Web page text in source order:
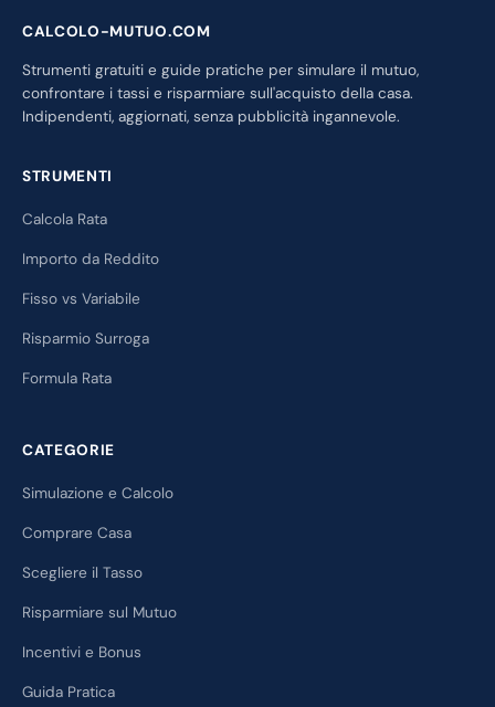
CALCOLO-MUTUO.COM
Strumenti gratuiti e guide pratiche per simulare il mutuo,
confrontare i tassi e risparmiare sull'acquisto della casa.
Indipendenti, aggiornati, senza pubblicità ingannevole.
STRUMENTI
Calcola Rata
Importo da Reddito
Fisso vs Variabile
Risparmio Surroga
Formula Rata
CATEGORIE
Simulazione e Calcolo
Comprare Casa
Scegliere il Tasso
Risparmiare sul Mutuo
Incentivi e Bonus
Guida Pratica